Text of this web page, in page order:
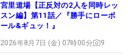
宮里道場【正反対の2人を同時レッ
スン編】第11話／『勝手にローボ
ール&ギュッ！』
2026年8月7日 (金) 07時00分 9